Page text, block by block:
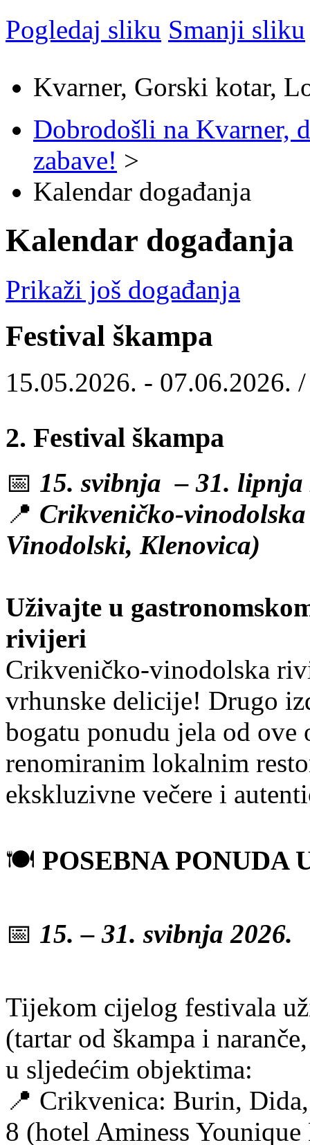
Pogledaj sliku Smanji sliku
Kvarner, Gorski kotar,
Dobrodošli na Kvarner,
zabave! >
Kalendar događanja
Kalendar događanja
Prikaži još događanja
Festival škampa
15.05.2026. - 07.06.2026.
2. Festival škampa
📅 15. svibnja – 31. lipnja
📍 Crikveničko-
Vinodolski, Klenovica)
Uživajte u
rivijeri
Crikveničko-vinodolska
vrhunske delicije! Drugo
bogatu ponudu jela od
renomiranim lokalnim
ekskluzivne večere i
🍽️ POSEBNA PONUDA
📅 15. – 31. svibnja 2026.
Tijekom cijelog festivala
(tartar od škampa i
u sljedećim objektima:
📍 Crikvenica: Burin,
8 (hotel Aminess